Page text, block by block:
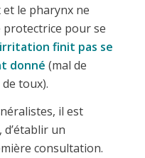
et le pharynx ne
protectrice pour se
finit pas se
donné (mal de
toux).
il est
d’établir un
consultation.